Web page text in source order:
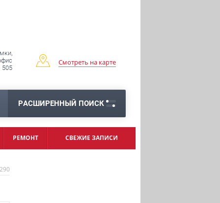
505
Смотреть на карте
РАСШИРЕННЫЙ ПОИСК
РЕМОНТ СВЕЖИЕ ЗАПИСИ